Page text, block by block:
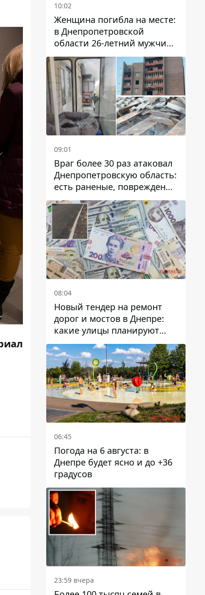
10:02
Женщина погибла на месте:
в Днепропетровской
области 26-летний мужчина
избил трех человек
металлическим предметом
09:01
Враг более 30 раз атаковал
Днепропетровскую область:
есть раненые, повреждены
лицей, дома и предприятия
08:04
Новый тендер на ремонт
дорог и мостов в Днепре:
какие улицы планируют
обновить и сколько
десятков миллионов гривен
на это хотят потратить
06:45
Погода на 6 августа: в
Днепре будет ясно и до +36
градусов
23:59 вчера